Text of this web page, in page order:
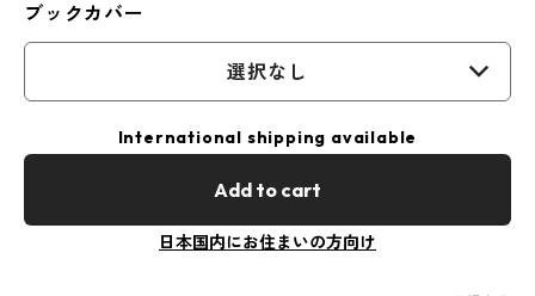
ブックカバー
選択なし
International shipping available
Add to cart
日本国内にお住まいの方向け